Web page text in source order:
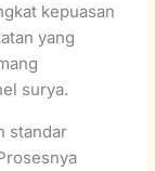
kepuasan
yang
surya.
standar